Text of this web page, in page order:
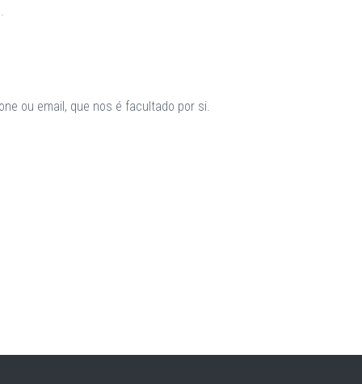
ou email, que nos é facultado por si.